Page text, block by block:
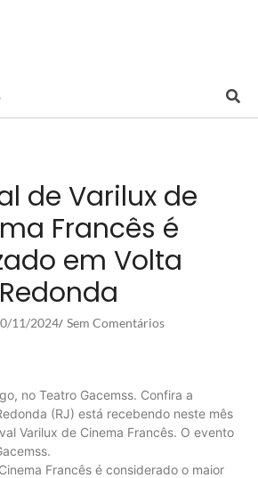
de Varilux de
Francês é
em Volta
Redonda
11/2024/ Sem Comentários
no Teatro Gacemss. Confira a
(RJ) está recebendo neste mês
Varilux de Cinema Francês. O evento
Francês é considerado o maior